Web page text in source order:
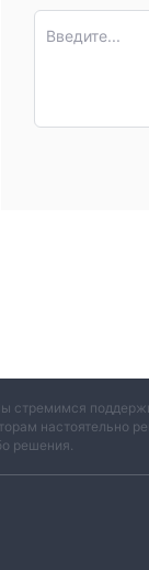
Введите...
стремимся
настоятельно
решения.